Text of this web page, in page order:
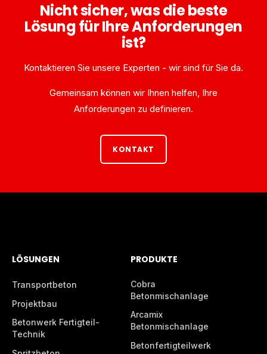
Nicht sicher, was die beste
Lösung für Ihre Anforderungen
ist?
Kontaktieren Sie unsere Experten - wir sind für Sie da.
Gemeinsam können wir Ihnen helfen, Ihre
Anforderungen zu definieren.
KONTAKT
LÖSUNGEN
Transportbeton
Projektbau
Betonwerk Fertigteil-
Technik
PRODUKTE
Cobra
Betonmischanlage
Arcamix
Betonmischanlage
Betonfertigteilwerk